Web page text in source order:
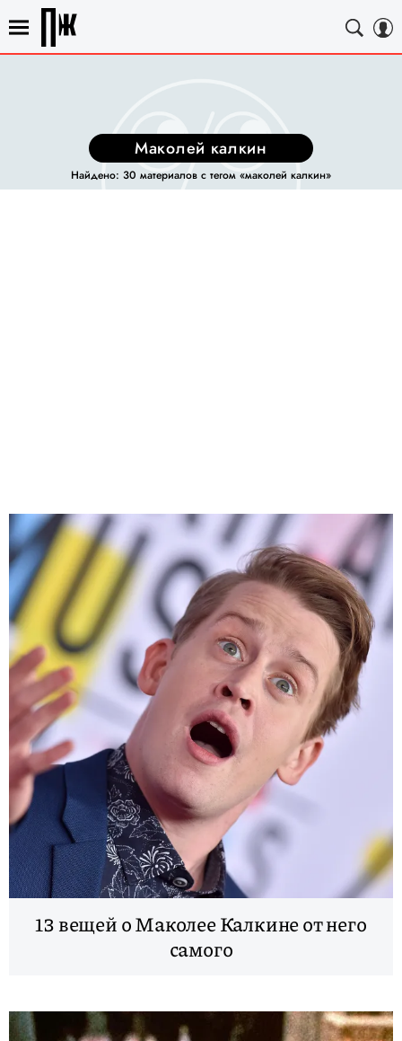
маколей калкин
Найдено: 30 материалов с тегом «маколей калкин»
13 вещей о Маколее Калкине от него
самого